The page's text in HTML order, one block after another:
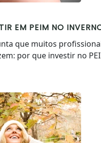
EM PEIM NO
que muitos
por que investir no